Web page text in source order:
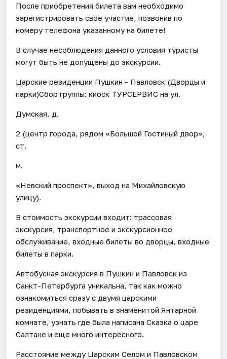
После приобретения билета вам необходимо
зарегистрировать свое участие, позвонив по
номеру телефона указанному на билете!
В случае несоблюдения данного условия туристы
могут быть не допущены до экскурсии.
Царские резиденции Пушкин - Павловск (Дворцы и
парки)Сбор группы: киоск ТУРСЕРВИС на ул.
Думская, д.
2 (центр города, рядом «Большой Гостиный двор»,
ст.
м.
«Невский проспект», выход на Михайловскую
улицу).
В стоимость экскурсии входит: трассовая
экскурсия, транспортное и экскурсионное
обслуживание, входные билеты во дворцы, входные
билеты в парки.
Автобусная экскурсия в Пушкин и Павловск из
Санкт-Петербурга уникальна, так как можно
ознакомиться сразу с двумя царскими
резиденциями, побывать в знаменитой Янтарной
комнате, узнать где была написана Сказка о царе
Салтане и еще много интересного.
Расстояние между Царским Селом и Павловском